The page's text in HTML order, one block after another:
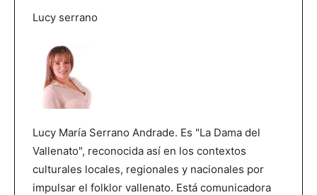
Lucy serrano
Lucy María Serrano Andrade. Es "La Dama del
Vallenato", reconocida así en los contextos
culturales locales, regionales y nacionales por
impulsar el folklor vallenato. Está comunicadora